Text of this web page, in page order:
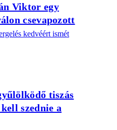
Viktor egy
csevapozott
kedvéért ismét
tiszás
szednie a